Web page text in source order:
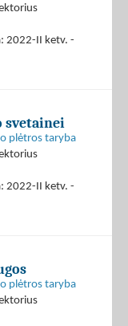
2022-II ketv. -
svetainei
plėtros taryba
2022-II ketv. -
plėtros taryba